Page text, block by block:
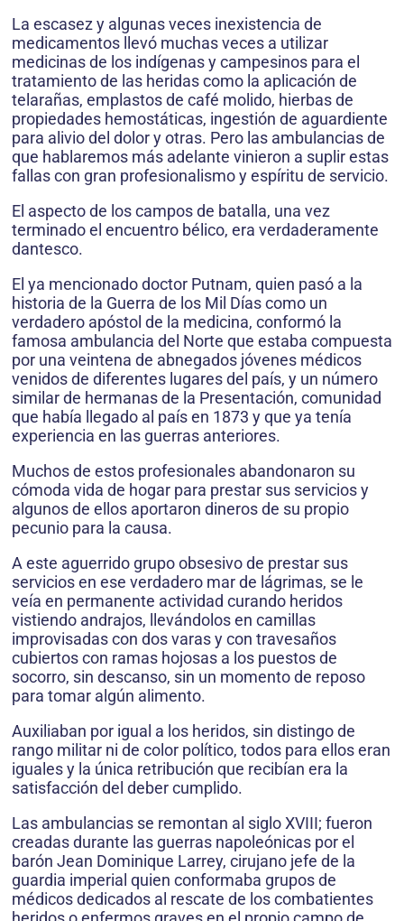
La escasez y algunas veces inexistencia de
medicamentos llevó muchas veces a utilizar
medicinas de los indígenas y campesinos para el
tratamiento de las heridas como la aplicación de
telarañas, emplastos de café molido, hierbas de
propiedades hemostáticas, ingestión de aguardiente
para alivio del dolor y otras. Pero las ambulancias de
que hablaremos más adelante vinieron a suplir estas
fallas con gran profesionalismo y espíritu de servicio.
El aspecto de los campos de batalla, una vez
terminado el encuentro bélico, era verdaderamente
dantesco.
El ya mencionado doctor Putnam, quien pasó a la
historia de la Guerra de los Mil Días como un
verdadero apóstol de la medicina, conformó la
famosa ambulancia del Norte que estaba compuesta
por una veintena de abnegados jóvenes médicos
venidos de diferentes lugares del país, y un número
similar de hermanas de la Presentación, comunidad
que había llegado al país en 1873 y que ya tenía
experiencia en las guerras anteriores.
Muchos de estos profesionales abandonaron su
cómoda vida de hogar para prestar sus servicios y
algunos de ellos aportaron dineros de su propio
pecunio para la causa.
A este aguerrido grupo obsesivo de prestar sus
servicios en ese verdadero mar de lágrimas, se le
veía en permanente actividad curando heridos
vistiendo andrajos, llevándolos en camillas
improvisadas con dos varas y con travesaños
cubiertos con ramas hojosas a los puestos de
socorro, sin descanso, sin un momento de reposo
para tomar algún alimento.
Auxiliaban por igual a los heridos, sin distingo de
rango militar ni de color político, todos para ellos eran
iguales y la única retribución que recibían era la
satisfacción del deber cumplido.
Las ambulancias se remontan al siglo XVIII; fueron
creadas durante las guerras napoleónicas por el
barón Jean Dominique Larrey, cirujano jefe de la
guardia imperial quien conformaba grupos de
médicos dedicados al rescate de los combatientes